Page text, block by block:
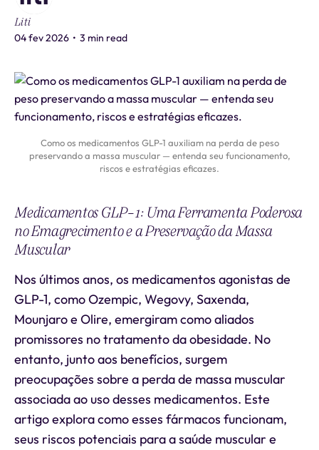
Liti
04 fev 2026 • 3 min read
Como os medicamentos GLP-1 auxiliam na perda de peso
preservando a massa muscular — entenda seu funcionamento,
riscos e estratégias eficazes.
Medicamentos GLP-1: Uma Ferramenta Poderosa
no Emagrecimento e a Preservação da Massa
Muscular
Nos últimos anos, os medicamentos agonistas de
GLP-1, como Ozempic, Wegovy, Saxenda,
Mounjaro e Olire, emergiram como aliados
promissores no tratamento da obesidade. No
entanto, junto aos benefícios, surgem
preocupações sobre a perda de massa muscular
associada ao uso desses medicamentos. Este
artigo explora como esses fármacos funcionam,
seus riscos potenciais para a saúde muscular e